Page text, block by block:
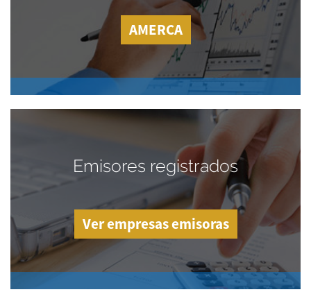
AMERCA
Emisores registrados
Ver empresas emisoras